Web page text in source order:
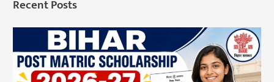
Recent Posts